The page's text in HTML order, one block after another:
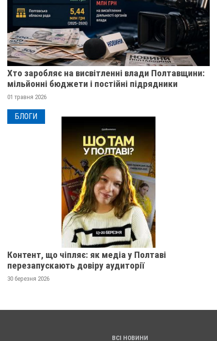
Хто заробляє на висвітленні влади Полтавщини:
мільйонні бюджети і постійні підрядники
01 травня 2026
БЛОГИ
Контент, що чіпляє: як медіа у Полтаві
перезапускають довіру аудиторії
30 березня 2026
ВСІ НОВИНИ